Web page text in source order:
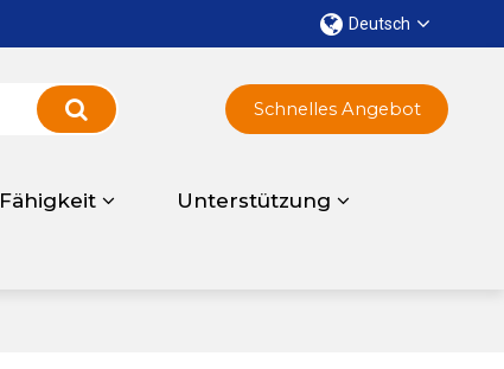
Deutsch
Fähigkeit Unterstützung
Schnelles Angebot